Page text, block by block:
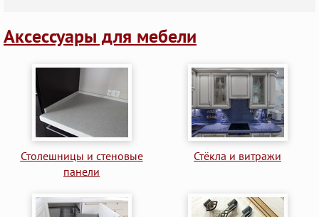
Аксессуары для мебели
Столешницы и стеновые
панели
Стёкла и витражи